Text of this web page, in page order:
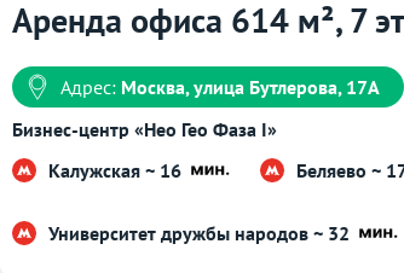
Аренда офиса 614 м², 7
Адрес: Москва, улица Бутлерова, 17А
Бизнес-центр «Нео Гео Фаза I»
Калужская ~ 16
Беляево ~
Университет дружбы народов ~ 32